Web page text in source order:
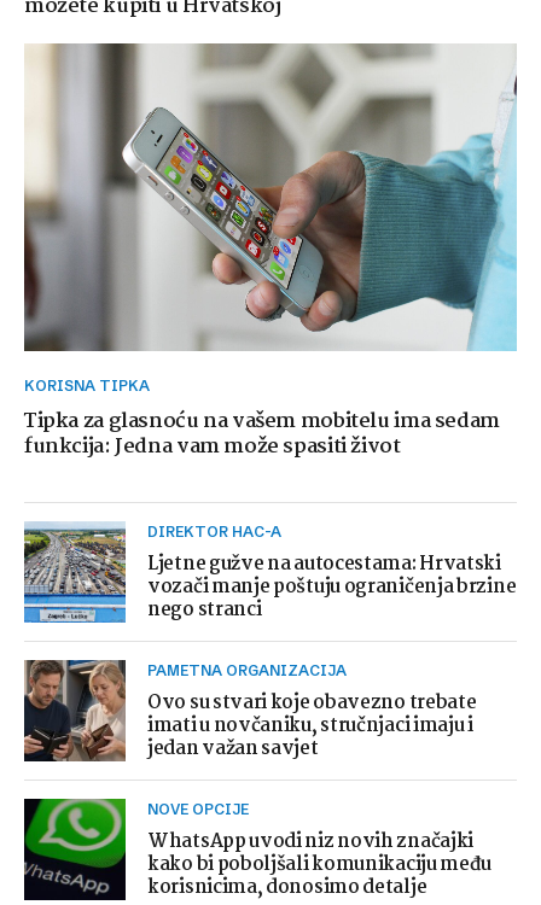
možete kupiti u Hrvatskoj
KORISNA TIPKA
Tipka za glasnoću na vašem mobitelu ima sedam
funkcija: Jedna vam može spasiti život
DIREKTOR HAC-A
Ljetne gužve na autocestama: Hrvatski
vozači manje poštuju ograničenja brzine
nego stranci
PAMETNA ORGANIZACIJA
Ovo su stvari koje obavezno trebate
imati u novčaniku, stručnjaci imaju i
jedan važan savjet
NOVE OPCIJE
WhatsApp uvodi niz novih značajki
kako bi poboljšali komunikaciju među
korisnicima, donosimo detalje